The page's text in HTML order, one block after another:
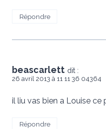
Répondre
beascarlett dit :
26 avril 2013 à 11 11 36 04364
il liu vas bien a Louise ce
Répondre